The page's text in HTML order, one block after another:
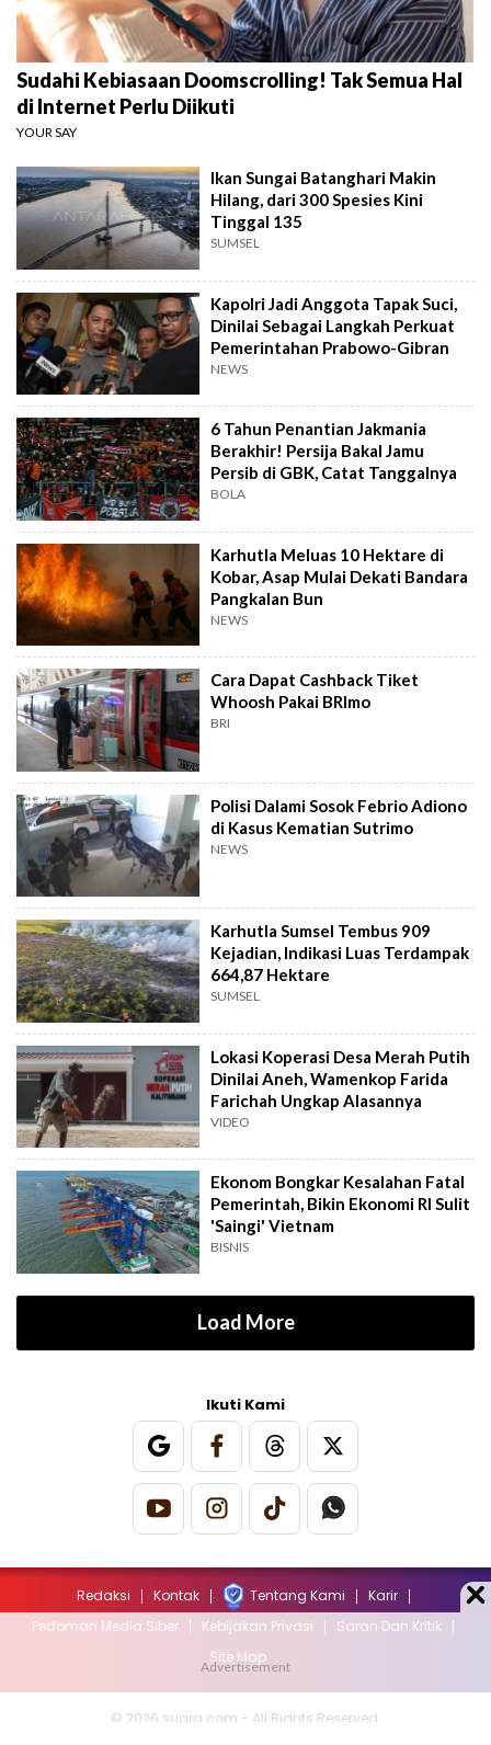
Sudahi Kebiasaan Doomscrolling! Tak Semua Hal
di Internet Perlu Diikuti
YOUR SAY
Ikan Sungai Batanghari Makin
Hilang, dari 300 Spesies Kini
Tinggal 135
SUMSEL
Kapolri Jadi Anggota Tapak Suci,
Dinilai Sebagai Langkah Perkuat
Pemerintahan Prabowo-Gibran
NEWS
6 Tahun Penantian Jakmania
Berakhir! Persija Bakal Jamu
Persib di GBK, Catat Tanggalnya
BOLA
Karhutla Meluas 10 Hektare di
Kobar, Asap Mulai Dekati Bandara
Pangkalan Bun
NEWS
Cara Dapat Cashback Tiket
Whoosh Pakai BRImo
BRI
Polisi Dalami Sosok Febrio Adiono
di Kasus Kematian Sutrimo
NEWS
Karhutla Sumsel Tembus 909
Kejadian, Indikasi Luas Terdampak
664,87 Hektare
SUMSEL
Lokasi Koperasi Desa Merah Putih
Dinilai Aneh, Wamenkop Farida
Farichah Ungkap Alasannya
VIDEO
Ekonom Bongkar Kesalahan Fatal
Pemerintah, Bikin Ekonomi RI Sulit
'Saingi' Vietnam
BISNIS
Load More
Ikuti Kami
Redaksi Kontak Tentang Kami
Karir
Pedoman Media Siber
Kebijakan Privasi
Saran Dan Kritik
Site Map
© 2026 suara.com - All Rights Reserved.